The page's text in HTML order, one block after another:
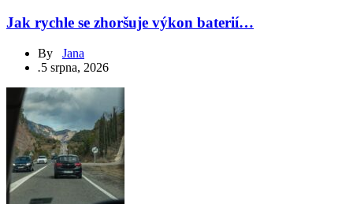
Jak rychle se zhoršuje výkon baterií…
By Jana
.5 srpna, 2026